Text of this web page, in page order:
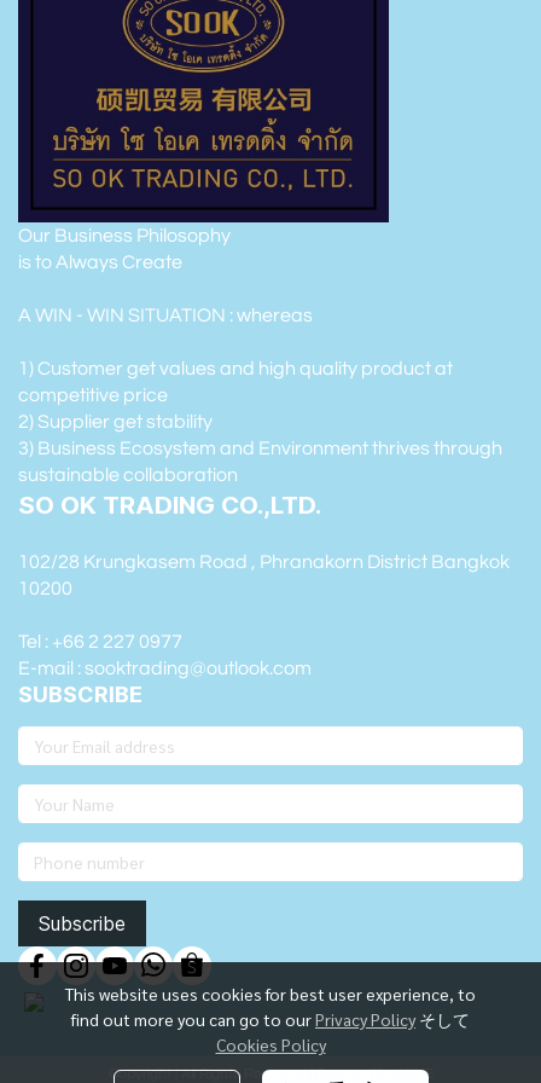
This website uses cookies for best user experience, to
find out more you can go to ourPrivacy Policy そして
Cookies Policy
Our Business Philosophy
is to Always Create
A WIN - WIN SITUATION : whereas
1) Customer get values and high quality product at
competitive price
2) Supplier get stability
3) Business Ecosystem and Environment thrives through
sustainable collaboration
SO OK TRADING CO.,LTD.
102/28 Krungkasem Road , Phranakorn District Bangkok
10200
Tel : +66 2 227 0977
E-mail : sooktrading@outlook.com
SUBSCRIBE
Subscribe
Copyright | All Rights Reserved | Powered by MWE